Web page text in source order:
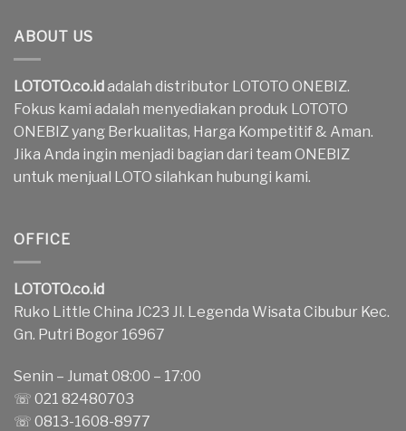
ABOUT US
LOTOTO.co.idadalah distributor LOTOTO ONEBIZ.
Fokus kami adalah menyediakan produk LOTOTO
ONEBIZ yang Berkualitas, Harga Kompetitif & Aman.
Jika Anda ingin menjadi bagian dari team ONEBIZ
untuk menjual LOTO silahkan hubungi kami.
OFFICE
LOTOTO.co.id
Ruko Little China JC23 Jl. Legenda Wisata Cibubur Kec.
Gn. Putri Bogor 16967
Senin – Jumat 08:00 – 17:00
☏ 021 82480703
☏ 0813-1608-8977